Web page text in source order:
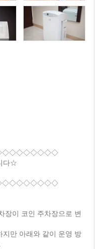
다☆
장이 코인 주차장으로 변
지만 아래와 같이 운영 방